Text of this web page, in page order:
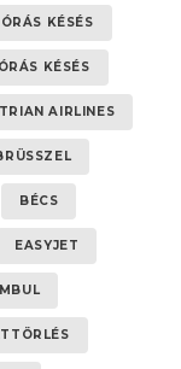
KÉSÉS
KÉSÉS
AIRLINES
BÉCS
EASYJET